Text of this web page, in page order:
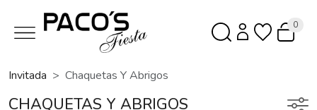
0
Invitada Chaquetas Y Abrigos
CHAQUETAS Y ABRIGOS